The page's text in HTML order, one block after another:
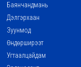
Баянчандмань
Дэлгэрхаан
Зуунмод
Өндөрширээт
Угтаалцайдам